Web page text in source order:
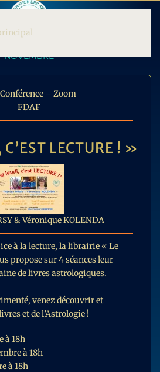
NOVEMBRE
– Zoom
FDAF
LECTURE ! »
& Véronique KOLENDA
à la lecture, la librairie « Le
propose sur 4 séances leur
de livres astrologiques.
venez découvrir et
et de l’Astrologie !
à 18h
à 18h
à 18h